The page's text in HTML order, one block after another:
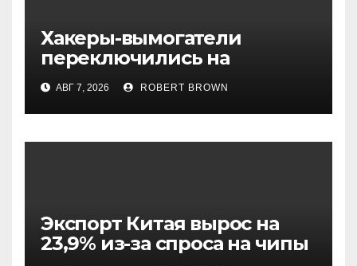
Хакеры-вымогатели
переключились на
инвестфонды с Уолл-стрит
АВГ 7, 2026 ROBERT BROWN
Экспорт Китая вырос на
23,9% из-за спроса на чипы